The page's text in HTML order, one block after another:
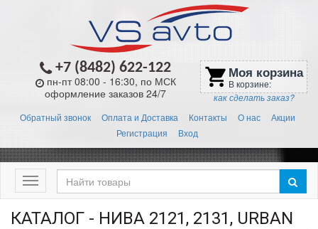
+7 (8482) 622-122
пн-пт 08:00 - 16:30, по МСК
оформление заказов 24/7
shopping_cart Моя корзина
В корзине:
как сделать заказ?
Обратный звонок Оплата и Доставка Контакты О нас
Акции
Регистрация
Вход
Меню
КАТАЛОГ - НИВА 2121, 2131, URBAN